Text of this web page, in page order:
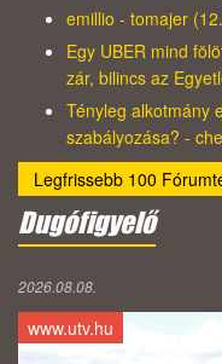
emillio - tomajer
Egy UBER mind
zár, bilincs az
Tényleg alkotmány
szabályozása? -
Legfrissebb 100
Dugófigyelő
2026.08.08.
www.utv.hu